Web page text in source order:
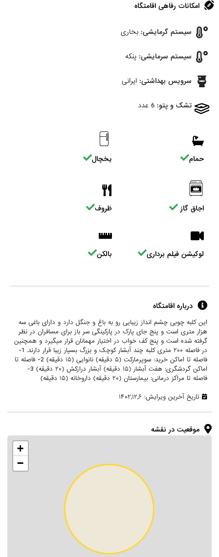
امکانات رفاهی اقامتگاه
سیستم گرمایشی: بخاری
سیستم سرمایشی: پنکه
سرویس بهداشتی: ایرانی
تشک و پتو: 6 عدد
حمام یخچال
اجاق گاز ظروف
لوکیشن فیلم برداری بالکن
درباره اقامتگاه
این کلبه چوبی چشم انداز زیبایی رو به باغ و جنگل دارد و دارای باغی سه
هزار متری است و پنج جای پارک در پارکینگی سر باز برای مسافران در نظر
گرفته شده است و پنج کف خواب در اختیار مهمانان قرار میگیرد و همچنین
در فاصله ۲۰۰ متری کلبه چند آبشار کوچک و بزرگ بسیار زیبا قرار دارند. 1-
فاصله تا اماکن خرید: سوپرمارکت (۵ دقیقه) نانوایی (۱۵ دقیقه) 2- فاصله تا
اماکن گردشگری: هفت آبشار (۱۵ دقیقه) آبشار درازکش (۲۰ دقیقه) 3-
فاصله تا مراکز درمانی: بیمارستان (۲۰ دقیقه) داروخانه (۱۵ دقیقه)
تاریخ آخرین ویرایش: ۱۴۰۲,۱۲,۶
موقعیت در نقشه
+
−